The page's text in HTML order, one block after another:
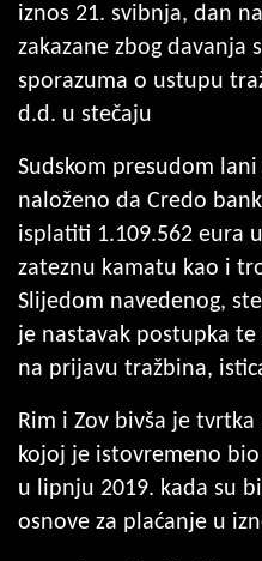
iznos 21. svibnja, dan
zakazane zbog davanja
sporazuma o ustupu
d.d. u stečaju
Sudskom presudom
naloženo da Credo
isplatiti 1.109.562 eura
zateznu kamatu kao i
Slijedom navedenog,
je nastavak postupka
na prijavu tražbina,
Rim i Zov bivša je tvrtka
kojoj je istovremeno
u lipnju 2019. kada su
osnove za plaćanje u